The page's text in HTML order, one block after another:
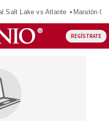
Salt Lake vs Atlante Maratón
REGÍSTRATE